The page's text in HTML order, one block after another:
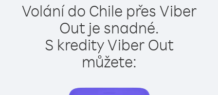
Volání do Chile přes Viber
Out je snadné.
S kredity Viber Out
můžete: